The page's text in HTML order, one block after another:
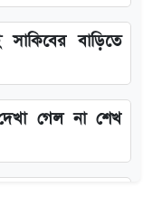
সাকিবের বাড়িতে
গেল না শেখ